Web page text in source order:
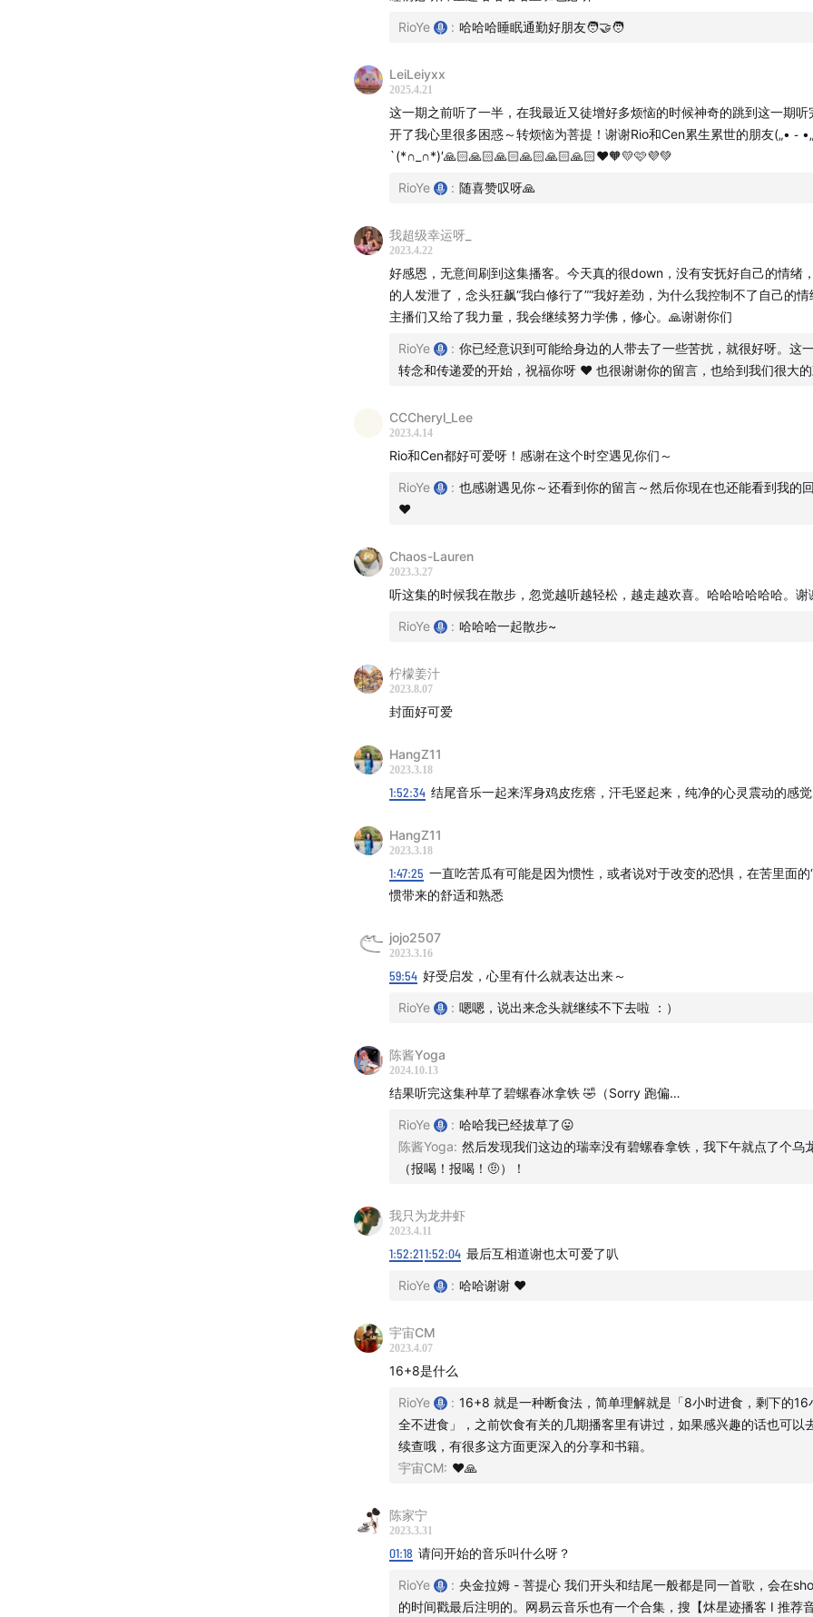
1:47:26【22 感谢我们粗糙不完善但是真诚的分享，也感谢大家花时间
聊到这里】
1:52:12音乐推荐：
片尾音乐合集：炑星迹播客 I 推荐音乐
封面故事：在禅寺冥想时来和我们打招呼的猫咪
🪐 关于「
「炑星迹」，炑是mù，意思是「火炽燃烧」，象征着光，我们希望再
也可以穿越星际。
以臣服的心态创业。我们相信人性中的善良天使，相信每个人内心的自
我们有一档小小的播客「炑星迹」记录和分享我们身心灵的成长，还有
的香氛手作店在舟山，希望继续以声音、视频、产品或者空间等不同的
我们的理念。
——
E82 不一定 I 和念头说：我先逛一逛
E69 动态修行 I 自利利他并不会让你失去什么
E57 动态修行 I 每一个念头都是修行
E55 参究自我 I 找到我们内心的根
——
说在最后：
感谢在收听播客的你们 🙏
也很感谢我们的录制和剪辑，感谢大家留言鼓励或
很欢迎去我们的公众号【炑星迹 】或者【炑星迹 I 修行
些我们的生活体悟。
RioYe : 哈哈哈睡眠通勤好朋友🧑‍🤝‍🧑
LeiLeiyxx
2025.4.21
这一期之前听了一半，在我最近又徒增好多烦恼的时候神奇的跳到这一期听
开了我心里很多困惑～转烦恼为菩提！谢谢Rio和Cen累生累世的朋友(„• ֊
`(*∩_∩*)′🙏🏻🙏🏻🙏🏻🙏🏻🙏🏻🙏🏻❤️🧡💛🩷💜💚
RioYe : 随喜赞叹呀🙏
我超级幸运呀_
2023.4.22
好感恩，无意间刷到这集播客。今天真的很down，没有安抚好自己的情绪
的人发泄了，念头狂飙“我白修行了”“我好差劲，为什么我控制不了自己的情
主播们又给了我力量，我会继续努力学佛，修心。🙏谢谢你们
RioYe : 你已经意识到可能给身边的人带去了一些苦扰，就很好呀。这
转念和传递爱的开始，祝福你呀 ❤️ 也很谢谢你的留言，也给到我们很大的
CCCheryl_Lee
2023.4.14
Rio和Cen都好可爱呀！感谢在这个时空遇见你们～
RioYe : 也感谢遇见你～还看到你的留言～然后你现在也还能看到我的
❤️
Chaos-Lauren
2023.3.27
听这集的时候我在散步，忽觉越听越轻松，越走越欢喜。哈哈哈哈哈哈。谢
RioYe : 哈哈哈一起散步~
柠檬姜汁
2023.8.07
封面好可爱
HangZ11
2023.3.18
1:52:34 结尾音乐一起来浑身鸡皮疙瘩，汗毛竖起来，纯净的心灵震动的感觉
HangZ11
2023.3.18
1:47:25 一直吃苦瓜有可能是因为惯性，或者说对于改变的恐惧，在苦里面的
惯带来的舒适和熟悉
jojo2507
2023.3.16
59:54 好受启发，心里有什么就表达出来～
RioYe : 嗯嗯，说出来念头就继续不下去啦 ：）
陈酱Yoga
2024.10.13
结果听完这集种草了碧螺春冰拿铁 🤣（Sorry 跑偏…
RioYe : 哈哈我已经拔草了😛
陈酱Yoga: 然后发现我们这边的瑞幸没有碧螺春拿铁，我下午就点了个乌
（报喝！报喝！🤨）！
我只为龙井虾
2023.4.11
1:52:211:52:04 最后互相道谢也太可爱了叭
RioYe : 哈哈谢谢 ❤️
宇宙CM
2023.4.07
16+8是什么
RioYe : 16+8 就是一种断食法，简单理解就是「8小时进食，剩下的16
全不进食」，之前饮食有关的几期播客里有讲过，如果感兴趣的话也可以
续查哦，有很多这方面更深入的分享和书籍。
宇宙CM: ❤️🙏
陈家宁
2023.3.31
01:18 请问开始的音乐叫什么呀？
RioYe : 央金拉姆 - 菩提心 我们开头和结尾一般都是同一首歌，会在
的时间戳最后注明的。网易云音乐也有一个合集，搜【炑星迹播客 I 推荐